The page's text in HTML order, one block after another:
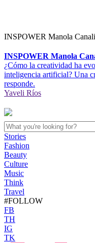
INSPOWER Manola
INSPOWER Manola
¿Cómo la creatividad ha
inteligencia artificial? Una
responde.
Yaveli Ríos
Stories
Fashion
Beauty
Culture
Music
Think
Travel
#FOLLOW
FB
TH
IG
TK